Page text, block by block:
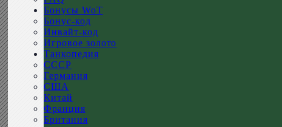
Бонусы WoT
Бонус-код
Инвайт-код
Игровое золото
Танкопедия
СССР
Германия
США
Китай
Франция
Британия